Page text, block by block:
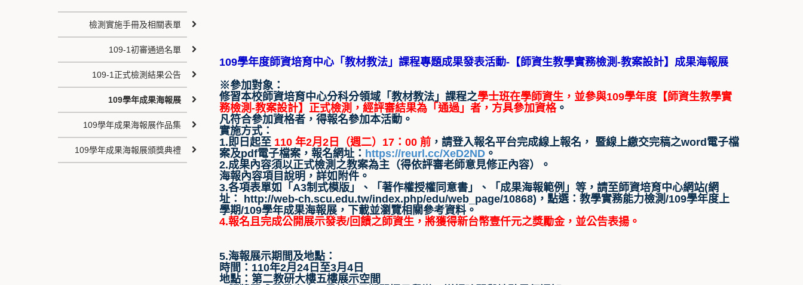
109學年度師資培育中心「教材教法」課程專題成果發表活動-【師資生教學實務檢測-教案設計】成果海報展
※參加對象：
修習本校師資培育中心分科分領域「教材教法」課程之學士班在學師資生，並參與109學年度【師資生教學實
務檢測-教案設計】正式檢測，經評審結果為「通過」者，方具參加資格。
凡符合參加資格者，得報名參加本活動。
實施方式：
1.即日起至 110 年2月2日（週二）17：00 前 ，請登入報名平台完成線上報名， 暨線上繳交完稿之word電子檔
案及pdf電子檔案，報名網址： https://reurl.cc/XeD2ND 。
2.成果內容須以正式檢測之教案為主（得依評審老師意見修正內容）。
海報內容項目說明，詳如附件。
3.各項表單如「A3制式模版」、「著作權授權同意書」、「成果海報範例」等，請至師資培育中心網站(網
址： http://web-ch.scu.edu.tw/index.php/edu/web_page/10868)，點選：教學實務能力檢測/109學年度上
學期/109學年成果海報展，下載並瀏覽相關參考資料。
4.報名且完成公開展示發表/回饋之師資生，將獲得新台幣壹仟元之獎勵金，並公告表揚。
5.海報展示期間及地點：
時間：110年2月24日至3月4日
地點：第二教研大樓五樓展示空間
檢測實施手冊及相關表單
109-1初審通過名單
109-1正式檢測結果公告
109學年成果海報展
109學年成果海報展作品集
109學年成果海報展頒獎典禮